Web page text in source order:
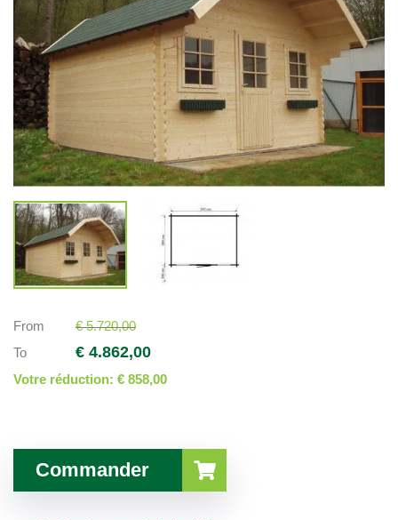
From
€ 5.720,00
To
€ 4.862,00
Votre réduction: € 858,00
Commander